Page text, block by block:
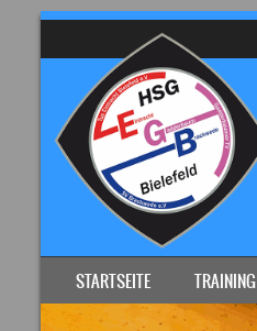
MENU
SKIP TO CONTENT
STARTSEITE TRAINING